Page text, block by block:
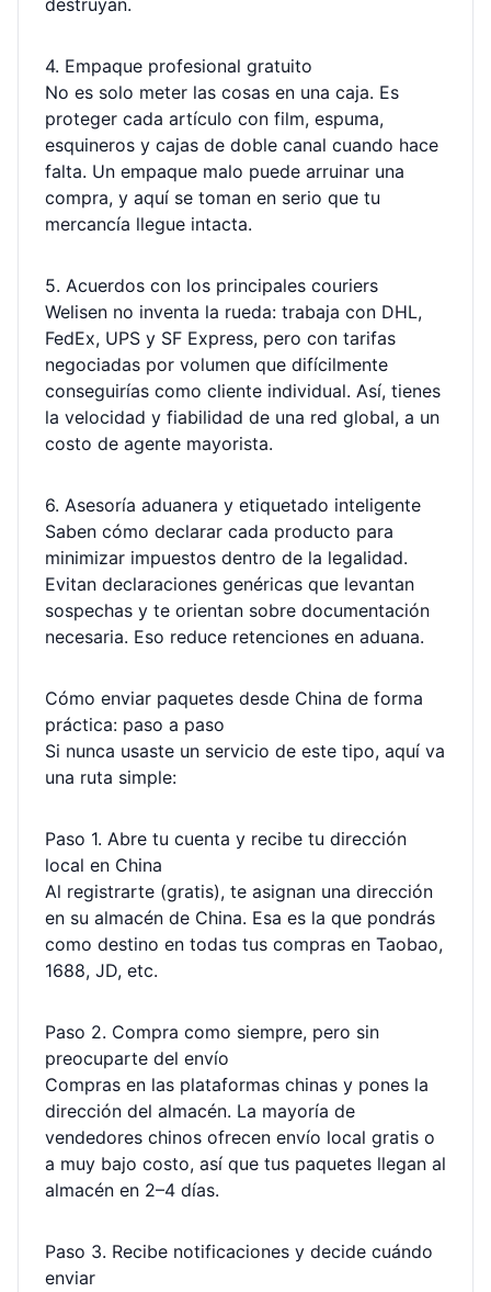
destruyan.
4. Empaque profesional gratuito
No es solo meter las cosas en una caja. Es
proteger cada artículo con film, espuma,
esquineros y cajas de doble canal cuando hace
falta. Un empaque malo puede arruinar una
compra, y aquí se toman en serio que tu
mercancía llegue intacta.
5. Acuerdos con los principales couriers
Welisen no inventa la rueda: trabaja con DHL,
FedEx, UPS y SF Express, pero con tarifas
negociadas por volumen que difícilmente
conseguirías como cliente individual. Así, tienes
la velocidad y fiabilidad de una red global, a un
costo de agente mayorista.
6. Asesoría aduanera y etiquetado inteligente
Saben cómo declarar cada producto para
minimizar impuestos dentro de la legalidad.
Evitan declaraciones genéricas que levantan
sospechas y te orientan sobre documentación
necesaria. Eso reduce retenciones en aduana.
Cómo enviar paquetes desde China de forma
práctica: paso a paso
Si nunca usaste un servicio de este tipo, aquí va
una ruta simple:
Paso 1. Abre tu cuenta y recibe tu dirección
local en China
Al registrarte (gratis), te asignan una dirección
en su almacén de China. Esa es la que pondrás
como destino en todas tus compras en Taobao,
1688, JD, etc.
Paso 2. Compra como siempre, pero sin
preocuparte del envío
Compras en las plataformas chinas y pones la
dirección del almacén. La mayoría de
vendedores chinos ofrecen envío local gratis o
a muy bajo costo, así que tus paquetes llegan al
almacén en 2–4 días.
Paso 3. Recibe notificaciones y decide cuándo
enviar